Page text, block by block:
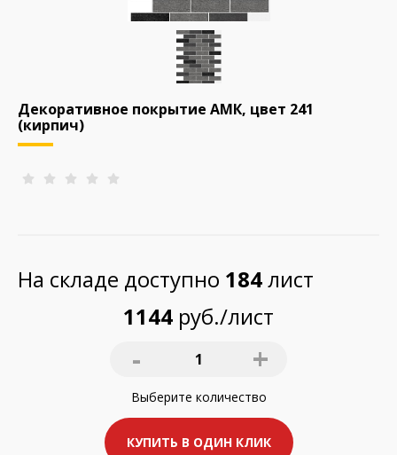
Декоративное покрытие АМК, цвет 241
(кирпич)
На складе доступно 184лист
1144 руб./лист
- 1 +
Выберите количество
КУПИТЬ В ОДИН КЛИК